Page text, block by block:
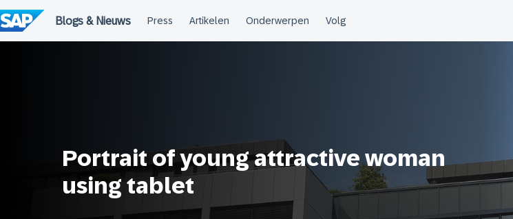
naar
de
inhoud
Portrait of young attractive woman
using tablet